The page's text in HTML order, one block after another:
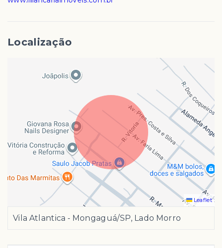
Localização
Leaflet
Vila Atlantica - Mongaguá/SP, Lado Morro